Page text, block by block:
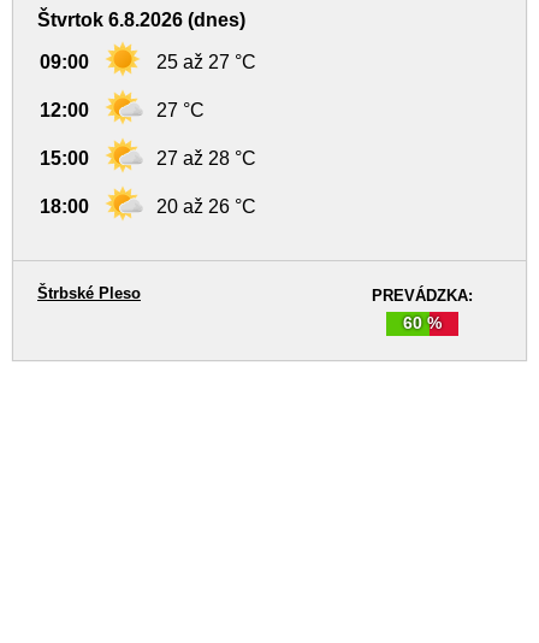
Štvrtok 6.8.2026 (dnes)
09:00 25 až 27 °C
12:00 27 °C
15:00 27 až 28 °C
18:00 20 až 26 °C
PREVÁDZKA:
60 %
Štrbské Pleso